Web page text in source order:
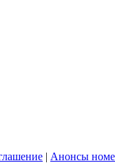
| Анонсы